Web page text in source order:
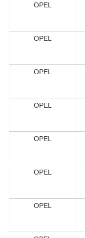
OPEL
OPEL
OPEL
OPEL
OPEL
OPEL
OPEL